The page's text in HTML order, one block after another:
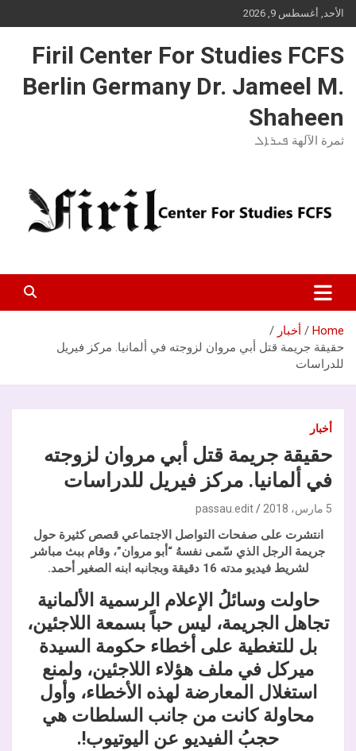
Skip
to
الأحد, أغسطس 9, 2026
Firil Center For Studies FCFS
Berlin Germany Dr. Jameel M.
Shaheen
ثمرة الآلهة ܦܝܪܐܠ
Home
أخبار
حقيقة جريمة قتل أبي مروان لزوجته في ألمانيا. مركز فيريل
للدراسات
أخبار
حقيقة جريمة قتل أبي مروان لزوجته
في ألمانيا. مركز فيريل للدراسات
5 مارس، 2018 passau.edit
انتشرت على صفحات التواصل الاجتماعي قصص كثيرة حول
جريمة الرجل الذي سّمى نفسهُ “أبو مروان”، وقام ببث مباشر
لشريط فيديو مدته 16 دقيقة وبجانبه ابنه الصغير أحمد.
حاولت وسائلُ الإعلام الرسمية الألمانية
تجاهل الجريمة، ليس حباً بسمعة اللاجئين،
بل للتغطية على أخطاء حكومة السيدة
ميركل في ملف هؤلاء اللاجئين، ولمنع
استغلال المعارضة لهذه الأخطاء، وأول
محاولة كانت من جانب السلطات هي
حجبُ الفيديو عن اليوتيوب!.